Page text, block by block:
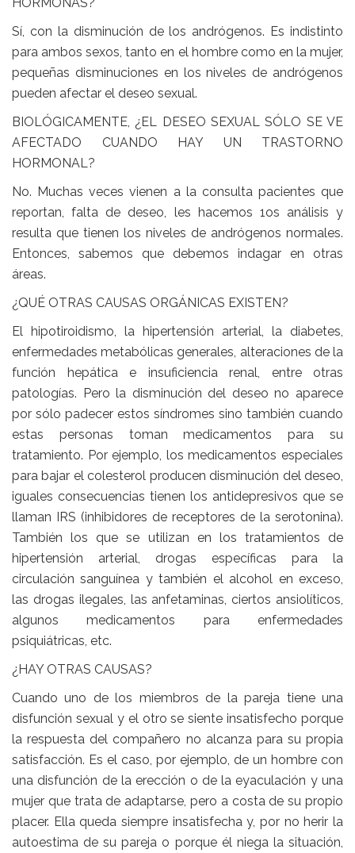
Sí, con la disminución de los andrógenos. Es indistinto
para ambos sexos, tanto en el hombre como en la mujer,
pequeñas disminuciones en los niveles de andrógenos
pueden afectar el deseo sexual.
BIOLÓGICAMENTE, ¿EL DESEO SEXUAL SÓLO SE VE
AFECTADO CUANDO HAY UN TRASTORNO
HORMONAL?
No. Muchas veces vienen a la consulta pacientes que
reportan, falta de deseo, les hacemos 1os análisis y
resulta que tienen los niveles de andrógenos normales.
Entonces, sabemos que debemos indagar en otras
áreas.
¿QUÉ OTRAS CAUSAS ORGÁNICAS EXISTEN?
El hipotiroidismo, la hipertensión arterial, la diabetes,
enfermedades metabólicas generales, alteraciones de la
función hepática e insuficiencia renal, entre otras
patologías. Pero la disminución del deseo no aparece
por sólo padecer estos síndromes sino también cuando
estas personas toman medicamentos para su
tratamiento. Por ejemplo, los medicamentos especiales
para bajar el colesterol producen disminución del deseo,
iguales consecuencias tienen los antidepresivos que se
llaman IRS (inhibidores de receptores de la serotonina).
También los que se utilizan en los tratamientos de
hipertensión arterial, drogas específicas para la
circulación sanguínea y también el alcohol en exceso,
las drogas ilegales, las anfetaminas, ciertos ansiolíticos,
algunos medicamentos para enfermedades
psiquiátricas, etc.
¿HAY OTRAS CAUSAS?
Cuando uno de los miembros de la pareja tiene una
disfunción sexual y el otro se siente insatisfecho porque
la respuesta del compañero no alcanza para su propia
satisfacción. Es el caso, por ejemplo, de un hombre con
una disfunción de la erección o de la eyaculación y una
mujer que trata de adaptarse, pero a costa de su propio
placer. Ella queda siempre insatisfecha y, por no herir la
autoestima de su pareja o porque él niega la situación,